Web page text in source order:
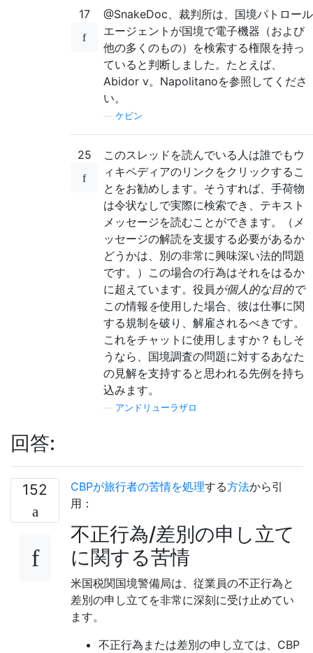
17
@SnakeDoc、裁判所は、国境パトロール
エージェントが国境で電子機器（および
他の多くのもの）を検索する権限を持っ
ていると判断しました。たとえば、
Abidor v。Napolitanoを参照してくださ
い。
ケビン
25
このスレッドを読んでいる人は誰でもウ
ィキペディアのリンクをクリックするこ
とをお勧めします。そうすれば、手荷物
は令状なしで実際に検索でき、テキスト
メッセージを読むことができます。（メ
ッセージの解読を支援する必要があるか
どうかは、別の非常に興味深い法的問題
です。）この場合の行為はそれをはるか
に超えています。役員 が個人的な目的で
この情報 を使用した場合、彼は仕事に関
する規制を破り、解雇されるべきです。
これをチャットに使用しますか？もしそ
うなら、国境調査の問題に対するあなた
の見解を支持すると思われる先例を持ち
込みます。
アンドリューラザロ
回答:
152 CBPが旅行者の苦情を処理する方法から引
用：
不正行為/差別の申し立て
に関する苦情
米国税関国境警備局は、従業員の不正行為と
差別の申し立てを非常に深刻に受け止めてい
ます。
不正行為または差別の申し立ては、CBP